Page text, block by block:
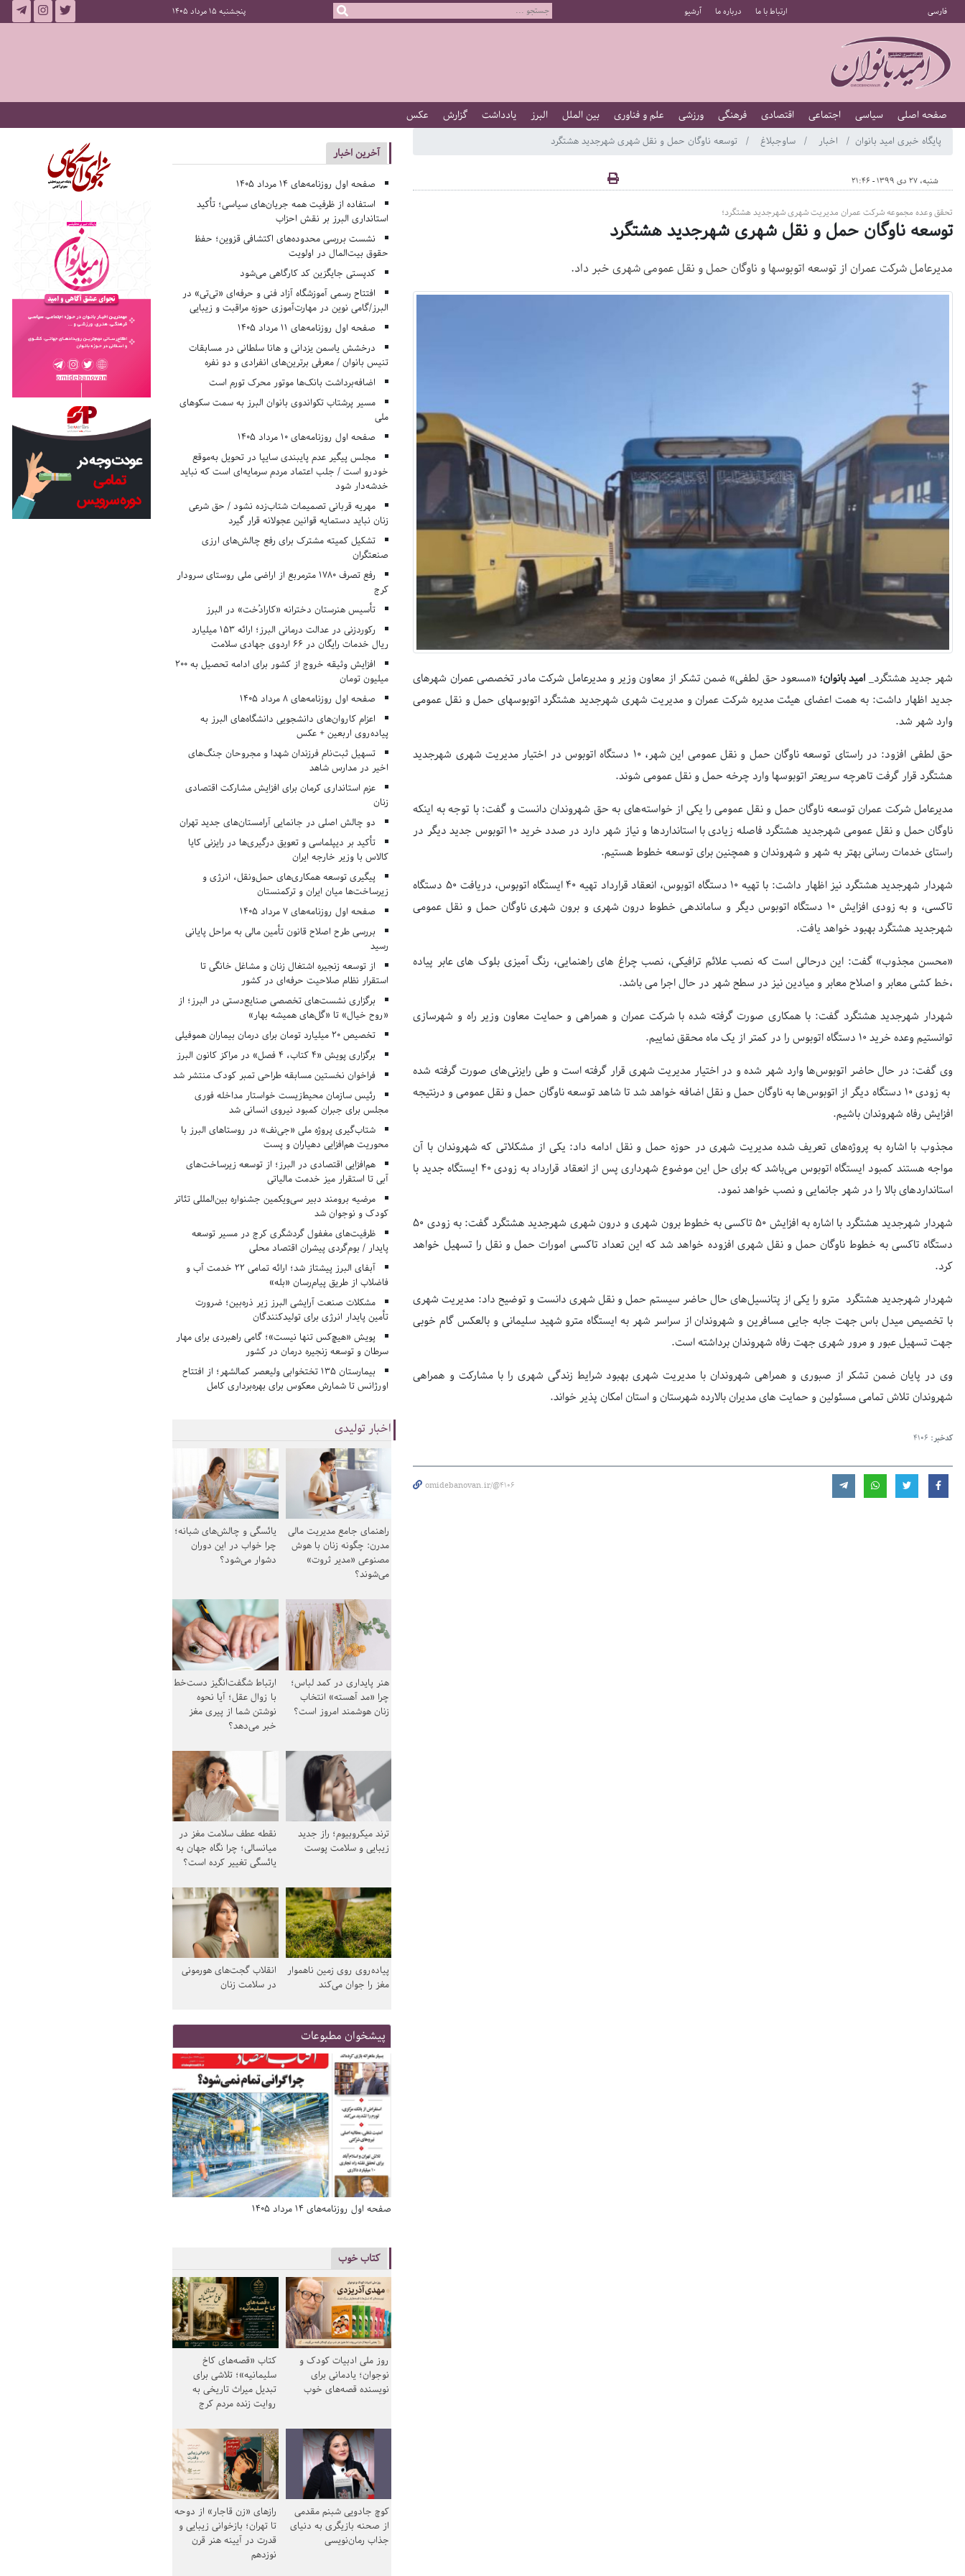
فارسی ارتباط با ما درباره ما آرشیو پنجشنبه 15 مرداد 1405
صفحه اصلی سیاسی اجتماعی اقتصادی فرهنگی ورزشی علم و فناوری بین الملل البرز یادداشت گزارش عکس
پایگاه خبری امید بانوان اخبار ساوجبلاغ توسعه ناوگان حمل و نقل شهری شهرجدید هشتگرد
شنبه، 27 دی 1399 - 21:46
تحقق وعده مجموعه شرکت عمران مدیریت شهری شهرجدید هشتگرد؛
توسعه ناوگان حمل و نقل شهری شهرجدید هشتگرد
مدیرعامل شرکت عمران از توسعه اتوبوسها و ناوگان حمل و نقل عمومی شهری خبر داد.
شهر جدید هشتگرد_امید بانوان؛ «مسعود حق لطفی» ضمن تشکر از معاون وزیر و مدیرعامل شرکت مادر تخصصی عمران شهرهای
جدید اظهار داشت: به همت اعضای هیئت مدیره شرکت عمران و مدیریت شهری شهرجدید هشتگرد اتوبوسهای حمل و نقل عمومی
وارد شهر شد.
حق لطفی افزود: در راستای توسعه ناوگان حمل و نقل عمومی این شهر، ۱۰ دستگاه اتوبوس در اختیار مدیریت شهری شهرجدید
هشتگرد قرار گرفت تاهرچه سریعتر اتوبوسها وارد چرخه حمل و نقل عمومی شوند.
مدیرعامل شرکت عمران توسعه ناوگان حمل و نقل عمومی را یکی از خواسته‌های به حق شهروندان دانست و گفت: با توجه به اینکه
ناوگان حمل و نقل عمومی شهرجدید هشتگرد فاصله زیادی با استانداردها و نیاز شهر دارد در صدد خرید ۱۰ اتوبوس جدید دیگر در
راستای خدمات رسانی بهتر به شهر و شهروندان و همچنین برای توسعه خطوط هستیم.
شهردار شهرجدید هشتگرد نیز اظهار داشت: با تهیه ۱۰ دستگاه اتوبوس، انعقاد قرارداد تهیه ۴۰ ایستگاه اتوبوس، دریافت ۵۰ دستگاه
تاکسی، و به زودی افزایش ۱۰ دستگاه اتوبوس دیگر و ساماندهی خطوط درون شهری و برون شهری ناوگان حمل و نقل عمومی
شهرجدید هشتگرد بهبود خواهد یافت.
«محسن مجذوب» گفت: این درحالی است که نصب علائم ترافیکی، نصب چراغ های راهنمایی، رنگ آمیزی بلوک های عابر پیاده
،خط کشی معابر و اصلاح معابر و میادین نیز در سطح شهر در حال اجرا می باشد.
شهردار شهرجدید هشتگرد گفت: با همکاری صورت گرفته شده با شرکت عمران و همراهی و حمایت معاون وزیر راه و شهرسازی
توانستیم وعده خرید ۱۰ دستگاه اتوبوس را در کمتر از یک ماه محقق نماییم.
وی گفت: در حال حاضر اتوبوس‌ها وارد شهر شده و در اختیار مدیریت شهری قرار گرفته است و طی رایزنی‌های صورت گرفته شده
به زودی ۱۰ دستگاه دیگر از اتوبوس‌ها به ناوگان حمل و نقل اضافه خواهد شد تا شاهد توسعه ناوگان حمل و نقل عمومی و درنتیجه
افزایش رفاه شهروندان باشیم.
مجذوب با اشاره به پروژه‌های تعریف شده مدیریت شهری در حوزه حمل و نقل ادامه داد: یکی از مشکلاتی که شهروندان با آن
مواجه هستند کمبود ایستگاه اتوبوس می‌باشد که برای حل این موضوع شهرداری پس از انعقاد قرارداد به زودی ۴۰ ایستگاه جدید با
استانداردهای بالا را در شهر جانمایی و نصب خواهد نمود.
شهردار شهرجدید هشتگرد با اشاره به افزایش ۵۰ تاکسی به خطوط برون شهری و درون شهری شهرجدید هشتگرد گفت: به زودی ۵۰
دستگاه تاکسی به خطوط ناوگان حمل و نقل شهری افزوده خواهد شد که این تعداد تاکسی امورات حمل و نقل را تسهیل خواهد
کرد.
شهردار شهرجدید هشتگرد مترو را یکی از پتانسیل‌های حال حاضر سیستم حمل و نقل شهری دانست و توضیح داد: مدیریت شهری
با تخصیص میدل باس جهت جابه جایی مسافرین و شهروندان از سراسر شهر به ایستگاه مترو شهید سلیمانی و بالعکس گام خوبی
جهت تسهیل عبور و مرور شهری جهت رفاه شهروندان برداشته است.
وی در پایان ضمن تشکر از صبوری و همراهی شهروندان با مدیریت شهری بهبود شرایط زندگی شهری را با مشارکت و همراهی
شهروندان تلاش تمامی مسئولین و حمایت های مدیران بالارده شهرستان و استان امکان پذیر خواند.
کدخبر: 4106
omidebanovan.ir/@4106
آخرین اخبار
صفحه اول روزنامه‌های 14 مرداد 1405
استفاده از ظرفیت همه جریان‌های سیاسی؛ تأکید
استانداری البرز بر نقش احزاب
نشست بررسی محدوده‌های اکتشافی قزوین؛ حفظ
حقوق بیت‌المال در اولویت
کدپستی جایگزین کد کارگاهی می‌شود
افتتاح رسمی آموزشگاه آزاد فنی و حرفه‌ای «تی‌تی» در
البرز/گامی نوین در مهارت‌آموزی حوزه مراقبت و زیبایی
صفحه اول روزنامه‌های 11 مرداد 1405
درخشش یاسمن یزدانی و هانا سلطانی در مسابقات
تنیس بانوان / معرفی برترین‌های انفرادی و دو نفره
اضافه‌برداشت بانک‌ها موتور محرک تورم است
مسیر پرشتاب تکواندوی بانوان البرز به سمت سکوهای
ملی
صفحه اول روزنامه‌های 10 مرداد 1405
مجلس پیگیر عدم پایبندی سایپا در تحویل به‌موقع
خودرو است / جلب اعتماد مردم سرمایه‌ای است که نباید
خدشه‌دار شود
مهریه قربانی تصمیمات شتاب‌زده نشود / حق شرعی
زنان نباید دستمایه قوانین عجولانه قرار گیرد
تشکیل کمیته مشترک برای رفع چالش‌های ارزی
صنعتگران
رفع تصرف ۱۷۸۰ مترمربع از اراضی ملی روستای سرودار
کرج
تأسیس هنرستان دخترانه «کارادُخت» در البرز
رکوردزنی در عدالت درمانی البرز؛ ارائه ۱۵۳ میلیارد
ریال خدمات رایگان در ۶۶ اردوی جهادی سلامت
افزایش وثیقه خروج از کشور برای ادامه تحصیل به ۲۰۰
میلیون تومان
صفحه اول روزنامه‌های 8 مرداد 1405
اعزام کاروان‌های دانشجویی دانشگاه‌های البرز به
پیاده‌روی اربعین + عکس
تسهیل ثبت‌نام فرزندان شهدا و مجروحان جنگ‌های
اخیر در مدارس شاهد
عزم استانداری کرمان برای افزایش مشارکت اقتصادی
زنان
دو چالش اصلی در جانمایی آرامستان‌های جدید تهران
تأکید بر دیپلماسی و تعویق درگیری‌ها در رایزنی کایا
کالاس با وزیر خارجه ایران
پیگیری توسعه همکاری‌های حمل‌ونقل، انرژی و
زیرساخت‌ها میان ایران و ترکمنستان
صفحه اول روزنامه‌های 7 مرداد 1405
بررسی طرح اصلاح قانون تأمین مالی به مراحل پایانی
رسید
از توسعه زنجیره اشتغال زنان و مشاغل خانگی تا
استقرار نظام صلاحیت حرفه‌ای در کشور
برگزاری نشست‌های تخصصی صنایع‌دستی در البرز؛ از
«روح خیال» تا «گل‌های همیشه بهار»
تخصیص ۲۰ میلیارد تومان برای درمان بیماران هموفیلی
برگزاری پویش «۴ کتاب، ۴ فصل» در مراکز کانون البرز
فراخوان نخستین مسابقه طراحی تمبر کودک منتشر شد
رئیس سازمان محیط‌زیست خواستار مداخله فوری
مجلس برای جبران کمبود نیروی انسانی شد
شتاب‌گیری پروژه ملی «جی‌نف» در روستاهای البرز با
محوریت هم‌افزایی دهیاران و پست
هم‌افزایی اقتصادی در البرز؛ از توسعه زیرساخت‌های
آبی تا استقرار میز خدمت مالیاتی
مرضیه برومند دبیر سی‌ویکمین جشنواره بین‌المللی تئاتر
کودک و نوجوان شد
ظرفیت‌های مغفول گردشگری کرج در مسیر توسعه
پایدار / بوم‌گردی پیشران اقتصاد محلی
آبفای البرز پیشتاز شد؛ ارائه تمامی ۲۲ خدمت آب و
فاضلاب از طریق پیام‌رسان «بله»
مشکلات صنعت آرایشی البرز زیر ذره‌بین؛ ضرورت
تأمین پایدار انرژی برای تولیدکنندگان
پویش «هیچ‌کس تنها نیست»؛ گامی راهبردی برای مهار
سرطان و توسعه زنجیره درمان در کشور
بیمارستان ۱۳۵ تختخوابی ولیعصر کمالشهر؛ از افتتاح
اورژانس تا شمارش معکوس برای بهره‌برداری کامل
اخبار تولیدی
راهنمای جامع مدیریت مالی
مدرن: چگونه زنان با هوش
مصنوعی «مدیر ثروت»
می‌شوند؟
یائسگی و چالش‌های شبانه؛
چرا خواب در این دوران
دشوار می‌شود؟
هنر پایداری در کمد لباس؛
چرا «مد آهسته» انتخاب
زنان هوشمند امروز است؟
ارتباط شگفت‌انگیز دست‌خط
با زوال عقل؛ آیا نحوه
نوشتن شما از پیری مغز
خبر می‌دهد؟
ترند میکروبیوم؛ راز جدید
زیبایی و سلامت پوست
نقطه عطف سلامت مغز در
میانسالی؛ چرا نگاه جهان به
یائسگی تغییر کرده است؟
پیاده‌روی روی زمین ناهموار
مغز را جوان می‌کند
انقلاب گجت‌های هورمونی
در سلامت زنان
پیشخوان مطبوعات
صفحه اول روزنامه‌های 14 مرداد 1405
کتاب خوب
روز ملی ادبیات کودک و
نوجوان؛ یادمانی برای
نویسنده قصه‌های خوب
کتاب «قصه‌های کاخ
سلیمانیه»؛ تلاشی برای
تبدیل میراث تاریخی به
روایت زنده مردم کرج
کوچ جادویی شبنم مقدمی
از صحنه بازیگری به دنیای
جذاب رمان‌نویسی
رازهای «زن قاجار» از دوحه
تا تهران؛ بازخوانی زیبایی و
قدرت در آیینه هنر قرن
نوزدهم